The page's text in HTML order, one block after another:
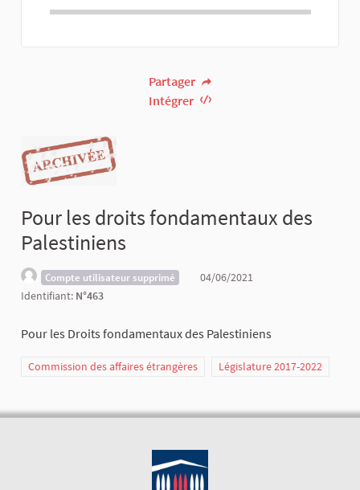
Partager
Intégrer
Pour les droits fondamentaux des
Palestiniens
Compte utilisateur supprimé
04/06/2021
Identifiant: N°463
Pour les Droits fondamentaux des Palestiniens
Commission des affaires étrangères Législature 2017-2022